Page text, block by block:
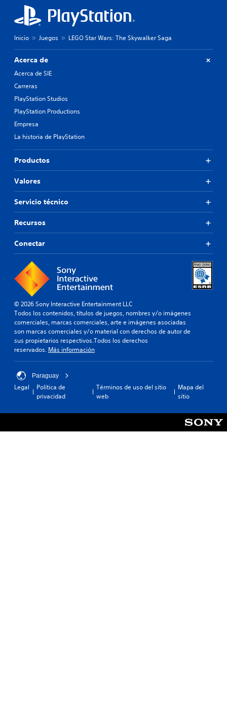
Inicio Juegos LEGO Star Wars: The Skywalker Saga
Acerca de
Acerca de SIE
Carreras
PlayStation Studios
PlayStation Productions
Empresa
La historia de PlayStation
Productos
Valores
Servicio técnico
Recursos
Conectar
© 2026 Sony Interactive Entertainment LLC
Todos los contenidos, títulos de juegos, nombres y/o imágenes
comerciales, marcas comerciales, arte e imágenes asociadas
son marcas comerciales y/o material con derechos de autor de
sus propietarios respectivos.Todos los derechos
reservados. Más información
Paraguay
Legal
Política de
privacidad
Términos de uso del sitio
web
Mapa del
sitio